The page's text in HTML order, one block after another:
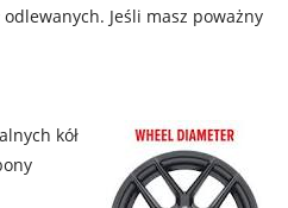
Jeśli masz poważny
kół